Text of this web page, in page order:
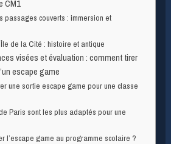
CM1
passages couverts : immersion et
de la Cité : histoire et antique
visées et évaluation : comment tirer
escape game
une sortie escape game pour une classe
Paris sont les plus adaptés pour une
l’escape game au programme scolaire ?